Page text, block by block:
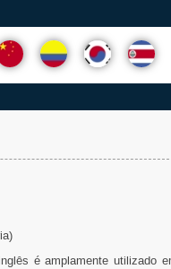
é amplamente utilizado